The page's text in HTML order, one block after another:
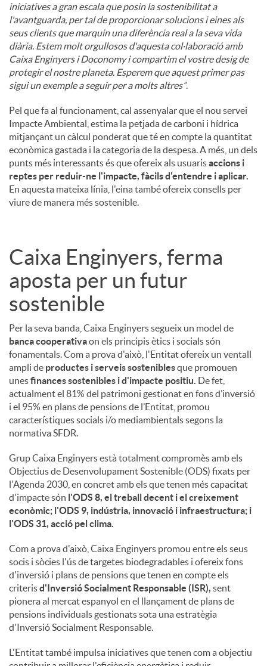
iniciatives a gran escala que posin la sostenibilitat a
l'avantguarda, per tal de proporcionar solucions i eines als
seus clients que marquin una diferència real a la seva vida
diària. Estem molt orgullosos d'aquesta col·laboració amb
Caixa Enginyers i Doconomy i compartim el vostre desig de
protegir el nostre planeta. Esperem que aquest primer pas
sigui un exemple a seguir per a molts altres”.
Pel que fa al funcionament, cal assenyalar que el nou servei
Impacte Ambiental, estima la petjada de carboni i hídrica
mitjançant un càlcul ponderat que té en compte la quantitat
econòmica gastada i la categoria de la despesa. A més, un dels
punts més interessants és que ofereix als usuarisaccions i
reptes per reduir-ne l'impacte, fàcils d'entendre i aplicar.
En aquesta mateixa línia, l'eina també ofereix consells per
viure de manera més sostenible.
Caixa Enginyers, ferma
aposta per un futur
sostenible
Per la seva banda, Caixa Enginyers segueix un model de
banca cooperativaon els principis ètics i socials són
fonamentals. Com a prova d'això, l'Entitat ofereix un ventall
ampli de productes i serveis sosteniblesque promouen
unesfinances sostenibles i d'impacte positiu. De fet,
actualment el 81% del patrimoni gestionat en fons d’inversió
i el 95% en plans de pensions de l’Entitat, promou
característiques socials i/o mediambientals segons la
normativa SFDR.
Grup Caixa Enginyers està totalment compromès amb els
Objectius de Desenvolupament Sostenible (ODS) fixats per
l'Agenda 2030, en concret amb els que tenen més capacitat
d'impacte són l'ODS 8, el treball decent i el creixement
econòmic; l'ODS 9, indústria, innovació i infraestructura; i
l'ODS 31, acció pel clima.
Com a prova d'això, Caixa Enginyers promou entre els seus
socis i sòcies l'ús de targetes biodegradables i ofereix fons
d'inversió i plans de pensions que tenen en compte els
criterisd'Inversió Socialment Responsable (ISR), sent
pionera al mercat espanyol en el llançament de plans de
pensions individuals gestionats sota una estratègia
d'Inversió Socialment Responsable.
L'Entitat també impulsa iniciatives que tenen com a objectiu